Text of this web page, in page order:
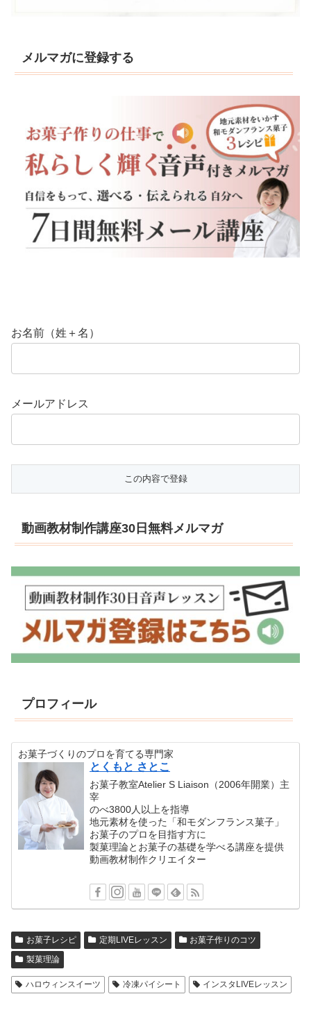
メルマガに登録する
お名前（姓＋名）
メールアドレス
動画教材制作講座30日無料メルマガ
プロフィール
お菓子づくりのプロを育てる専門家
とくもと さとこ
お菓子教室Atelier S Liaison（2006年開業）主
宰
のべ3800人以上を指導
地元素材を使った「和モダンフランス菓子」
お菓子のプロを目指す方に
製菓理論とお菓子の基礎を学べる講座を提供
動画教材制作クリエイター
お菓子レシピ 定期LIVEレッスン
お菓子作りのコツ
製菓理論
ハロウィンスイーツ 冷凍パイシート インスタLIVEレッスン